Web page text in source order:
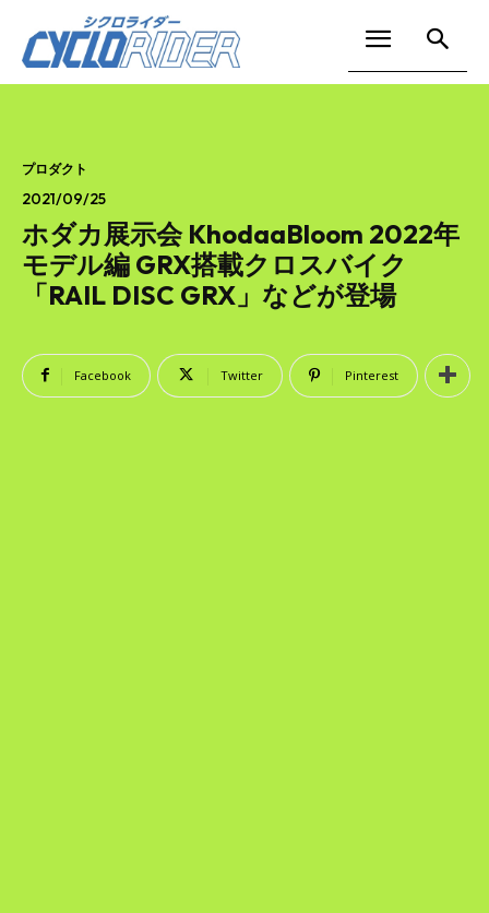
プロダクト
2021/09/25
ホダカ展示会 KhodaaBloom 2022年
モデル編 GRX搭載クロスバイク
「RAIL DISC GRX」などが登場
Facebook Twitter Pinterest